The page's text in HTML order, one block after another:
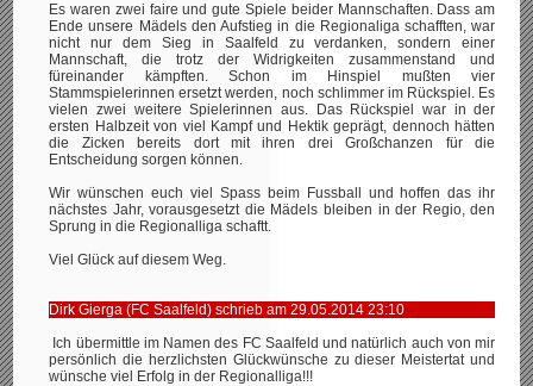
Es waren zwei faire und gute Spiele beider Mannschaften. Dass am
Ende unsere Mädels den Aufstieg in die Regionaliga schafften, war
nicht nur dem Sieg in Saalfeld zu verdanken, sondern einer
Mannschaft, die trotz der Widrigkeiten zusammenstand und
füreinander kämpften. Schon im Hinspiel mußten vier
Stammspielerinnen ersetzt werden, noch schlimmer im Rückspiel. Es
vielen zwei weitere Spielerinnen aus. Das Rückspiel war in der
ersten Halbzeit von viel Kampf und Hektik geprägt, dennoch hätten
die Zicken bereits dort mit ihren drei Großchanzen für die
Entscheidung sorgen können.
Wir wünschen euch viel Spass beim Fussball und hoffen das ihr
nächstes Jahr, vorausgesetzt die Mädels bleiben in der Regio, den
Sprung in die Regionalliga schaftt.
Viel Glück auf diesem Weg.
Dirk Gierga (FC Saalfeld) schrieb am 29.05.2014 23:10
Ich übermittle im Namen des FC Saalfeld und natürlich auch von mir
persönlich die herzlichsten Glückwünsche zu dieser Meistertat und
wünsche viel Erfolg in der Regionalliga!!!